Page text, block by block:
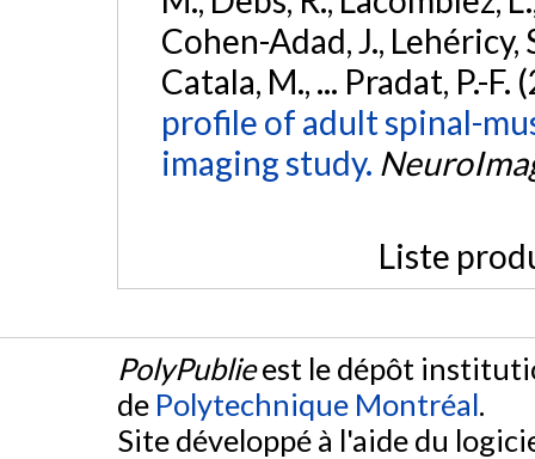
Cohen-Adad, J., Lehéricy,
Catala, M., ... Pradat, P.-F.
profile of adult spinal-
imaging study.
Liste
PolyPublieest le dépôt
de Polytechnique Montréal.
Site développé à l'aide du